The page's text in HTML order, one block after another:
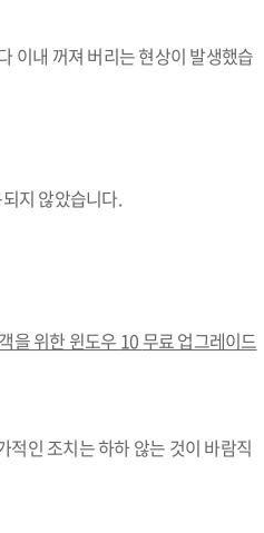
이내 꺼져 버리는 현상이 발생했습
지 않았습니다.
을 위한 윈도우 10 무료 업그레이드
적인 조치는 하하 않는 것이 바람직